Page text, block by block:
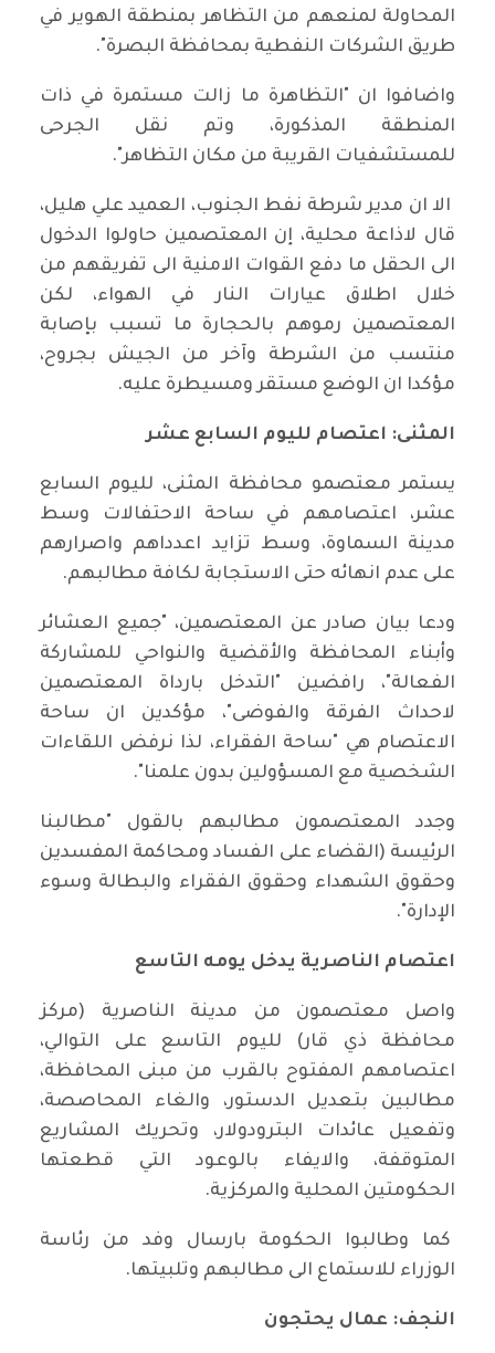
المحاولة لمنعهم من التظاهر بمنطقة الهوير في
طريق الشركات النفطية بمحافظة البصرة".
واضافوا ان "التظاهرة ما زالت مستمرة في ذات
المنطقة المذكورة، وتم نقل الجرحى
للمستشفيات القريبة من مكان التظاهر".
الا ان مدير شرطة نفط الجنوب، العميد علي هليل،
قال لاذاعة محلية، إن المعتصمين حاولوا الدخول
الى الحقل ما دفع القوات الامنية الى تفريقهم من
خلال اطلاق عيارات النار في الهواء، لكن
المعتصمين رموهم بالحجارة ما تسبب بإصابة
منتسب من الشرطة وآخر من الجيش بجروح،
مؤكدا ان الوضع مستقر ومسيطرة عليه.
المثنى: اعتصام لليوم السابع عشر
يستمر معتصمو محافظة المثنى، لليوم السابع
عشر، اعتصامهم في ساحة الاحتفالات وسط
مدينة السماوة، وسط تزايد اعدداهم واصرارهم
على عدم انهائه حتى الاستجابة لكافة مطالبهم.
ودعا بيان صادر عن المعتصمين، "جميع العشائر
وأبناء المحافظة والأقضية والنواحي للمشاركة
الفعالة"، رافضين "التدخل بارداة المعتصمين
لاحداث الفرقة والفوضى"، مؤكدين ان ساحة
الاعتصام هي "ساحة الفقراء، لذا نرفض اللقاءات
الشخصية مع المسؤولين بدون علمنا".
وجدد المعتصمون مطالبهم بالقول "مطالبنا
الرئيسة (القضاء على الفساد ومحاكمة المفسدين
وحقوق الشهداء وحقوق الفقراء والبطالة وسوء
الإدارة".
اعتصام الناصرية يدخل يومه التاسع
واصل معتصمون من مدينة الناصرية (مركز
محافظة ذي قار) لليوم التاسع على التوالي،
اعتصامهم المفتوح بالقرب من مبنى المحافظة،
مطالبين بتعديل الدستور، والغاء المحاصصة،
وتفعيل عائدات البترودولار، وتحريك المشاريع
المتوقفة، والايفاء بالوعود التي قطعتها
الحكومتين المحلية والمركزية.
كما وطالبوا الحكومة بارسال وفد من رئاسة
الوزراء للاستماع الى مطالبهم وتلبيتها.
النجف: عمال يحتجون